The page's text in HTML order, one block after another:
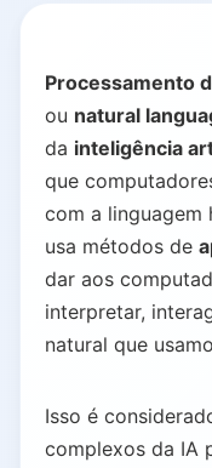
Processamento
ou natural
da inteligência
que
com a linguagem
usa métodos de
dar aos
interpretar,
natural que
Isso é
complexos da IA